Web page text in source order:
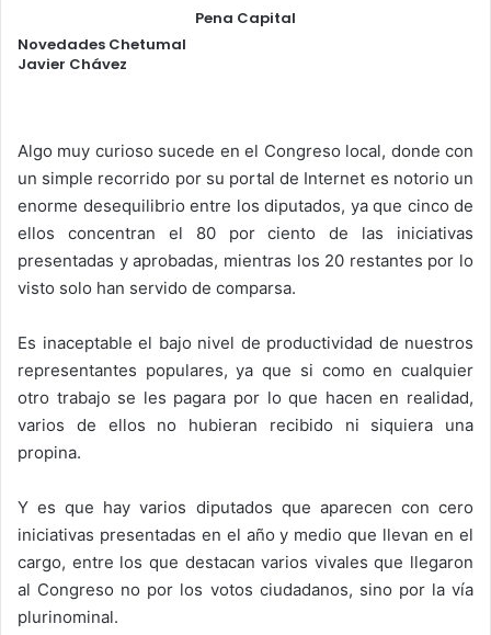
Pena Capital
Novedades Chetumal
Javier Chávez
Algo muy curioso sucede en el Congreso local, donde con
un simple recorrido por su portal de Internet es notorio un
enorme desequilibrio entre los diputados, ya que cinco de
ellos concentran el 80 por ciento de las iniciativas
presentadas y aprobadas, mientras los 20 restantes por lo
visto solo han servido de comparsa.
Es inaceptable el bajo nivel de productividad de nuestros
representantes populares, ya que si como en cualquier
otro trabajo se les pagara por lo que hacen en realidad,
varios de ellos no hubieran recibido ni siquiera una
propina.
Y es que hay varios diputados que aparecen con cero
iniciativas presentadas en el año y medio que llevan en el
cargo, entre los que destacan varios vivales que llegaron
al Congreso no por los votos ciudadanos, sino por la vía
plurinominal.